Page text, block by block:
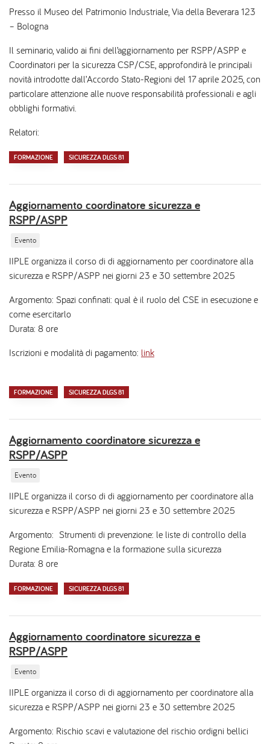
Presso il Museo del Patrimonio Industriale, Via della Beverara 123
– Bologna
Il seminario, valido ai fini dell’aggiornamento per RSPP/ASPP e
Coordinatori per la sicurezza CSP/CSE, approfondirà le principali
novità introdotte dall’Accordo Stato-Regioni del 17 aprile 2025, con
particolare attenzione alle nuove responsabilità professionali e agli
obblighi formativi.
Relatori:
FORMAZIONE SICUREZZA DLGS 81
Aggiornamento coordinatore sicurezza e
RSPP/ASPP
Evento
IIPLE organizza il corso di di aggiornamento per coordinatore alla
sicurezza e RSPP/ASPP nei giorni 23 e 30 settembre 2025
Argomento: Spazi confinati: qual è il ruolo del CSE in esecuzione e
come esercitarlo
Durata: 8 ore
Iscrizioni e modalità di pagamento: link
FORMAZIONE SICUREZZA DLGS 81
Aggiornamento coordinatore sicurezza e
RSPP/ASPP
Evento
IIPLE organizza il corso di di aggiornamento per coordinatore alla
sicurezza e RSPP/ASPP nei giorni 23 e 30 settembre 2025
Argomento: Strumenti di prevenzione: le liste di controllo della
Regione Emilia-Romagna e la formazione sulla sicurezza
Durata: 8 ore
FORMAZIONE SICUREZZA DLGS 81
Aggiornamento coordinatore sicurezza e
RSPP/ASPP
Evento
IIPLE organizza il corso di di aggiornamento per coordinatore alla
sicurezza e RSPP/ASPP nei giorni 23 e 30 settembre 2025
Argomento: Rischio scavi e valutazione del rischio ordigni bellici